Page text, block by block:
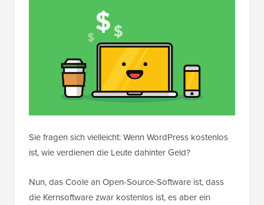
Sie fragen sich vielleicht: Wenn WordPress kostenlos
ist, wie verdienen die Leute dahinter Geld?
Nun, das Coole an Open-Source-Software ist, dass
die Kernsoftware zwar kostenlos ist, es aber ein